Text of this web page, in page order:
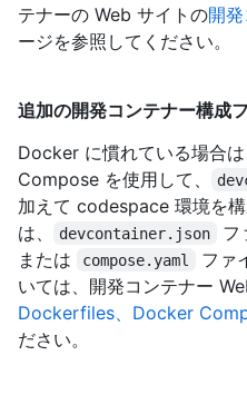
テナーの Web サイトの開
ージを参照してください。
追加の開発コンテナー構成
Docker に慣れている場合
Compose を使用して、
加えて codespace 環境を
は、
devcontainer.json フ
または compose.yaml
ファ
いては、開発コンテナー
Dockerfiles、Docker
ださい。